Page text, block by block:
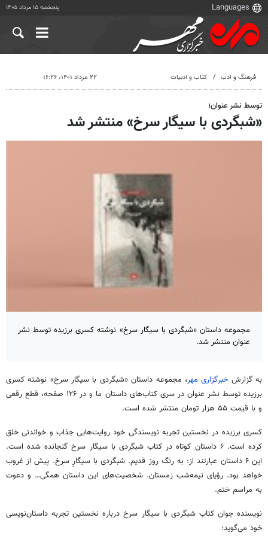
پنجشنبه ۱۵ مرداد ۱۴۰۵
فرهنگ و ادب کتاب و ادبیات ۲۲ مرداد ۱۴۰۱، ۱۶:۲۶
توسط نشر عنوان؛
«شبگردی با سیگار سرخ» منتشر شد
مجموعه داستان «شبگردی با سیگار سرخ» نوشته کسری برزیده توسط نشر
عنوان منتشر شد.
به گزارش خبرگزاری مهر، مجموعه داستان «شبگردی با سیگار سرخ» نوشته کسری
برزیده توسط نشر عنوان در سری کتاب‌های داستان ما و در ۱۲۶ صفحه، قطع رقعی
و با قیمت ۵۵ هزار تومان منتشر شده است.
کسری برزیده در نخستین تجربه نویسندگی خود روایت‌هایی جذاب و خواندنی خلق
کرده است. ۶ داستان کوتاه در کتاب شبگردی با سیگار سرخ گنجانده شده است.
این ۶ داستان عبارتند از: به رنگ روز قدیم. شبگردی با سیگارِ سرخ. پیش از غروب
خواهد بود. رؤیای نیمه‌شب زمستان. شخصیت‌های این داستان همگی… و دعوت
به مراسم ختم.
نویسنده جوان کتاب شبگردی با سیگار سرخ درباره نخستین تجربه داستان‌نویسی
خود می‌گوید: